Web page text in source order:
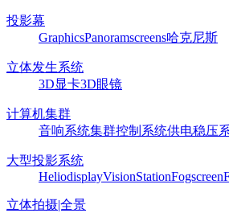
投影幕
GraphicsPanoramscreens哈克尼斯
立体发生系统
3D显卡3D眼镜
计算机集群
音响系统集群控制系统供电稳压
大型投影系统
HeliodisplayVisionStationFogscreen
立体拍摄|全景